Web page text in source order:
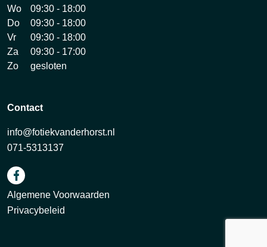
Wo
09:30 - 18:00
Do
09:30 - 18:00
Vr
09:30 - 18:00
Za
09:30 - 17:00
Zo
gesloten
Contact
info@fotiekvanderhorst.nl
071-5313137
Algemene Voorwaarden
Privacybeleid